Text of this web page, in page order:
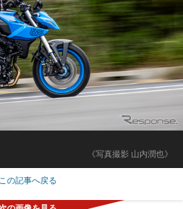
《写真撮影 山内潤也》
この記事へ戻る